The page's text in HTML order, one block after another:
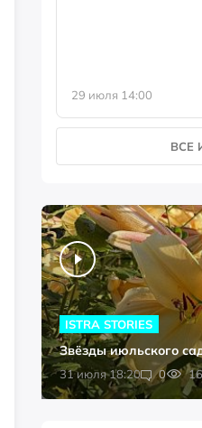
29 июля 14:00
ВСЕ
31 июля 18:20 0
ISTRA STORIES
Звёзды июльского